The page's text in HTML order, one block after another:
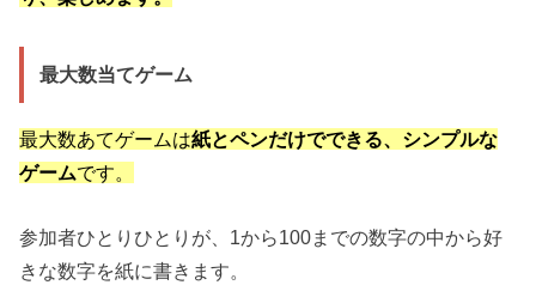
最大数当てゲーム
最大数あてゲームは紙とペンだけでできる、シンプルな
ゲームです。
参加者ひとりひとりが、1から100までの数字の中から好
きな数字を紙に書きます。